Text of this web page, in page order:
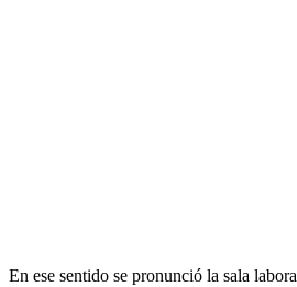
En ese sentido se pronunció la sala